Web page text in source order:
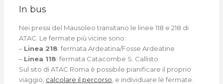
In bus
Nei pressi del Mausoleo transitano le linee 118 e 218 di
ATAC. Le fermate più vicine sono:
– Linea 218: fermata Ardeatina/Fosse Ardeatine
– Linea 118: fermata Catacombe S. Callisto
Sul sito di ATAC Roma è possibile pianificare il proprio
viaggio, calcolare il percorso , e individuare le fermate.